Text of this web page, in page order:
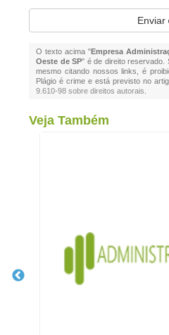
Enviar
O texto acima "Empresa
Oeste de SP" é de direito reservado.
mesmo citando nossos links, é
Plágio é crime e está previsto no
9.610-98 sobre direitos autorais
Veja Também